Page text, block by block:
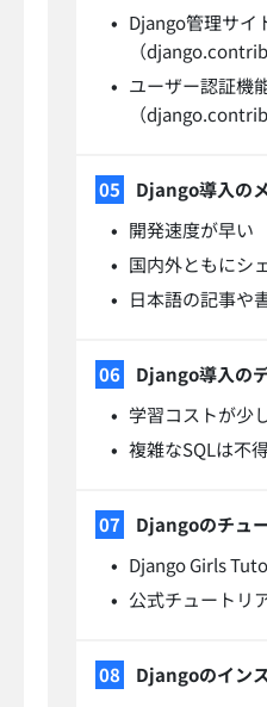
Django管理サイ
（
ユーザー認証機
（
Django導入の
開発速度が早い
国内外ともにシ
日本語の記事や
Django導入の
学習コストが少
複雑なSQLは不
Djangoのチュ
Django Girls
公式チュートリ
Djangoのイン